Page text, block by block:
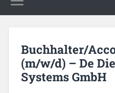
Buchhalter/
(m/w/d) – De
Systems GmbH